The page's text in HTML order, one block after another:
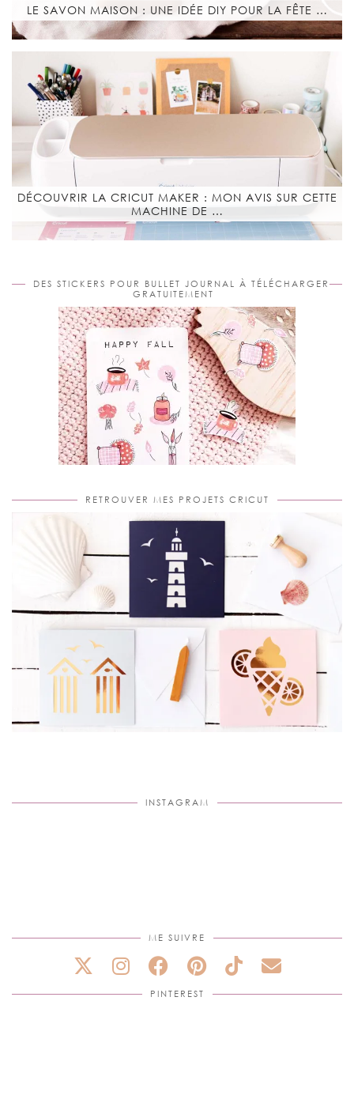
LE SAVON MAISON : UNE IDÉE DIY POUR LA FÊTE …
DÉCOUVRIR LA CRICUT MAKER : MON AVIS SUR CETTE
MACHINE DE …
DES STICKERS POUR BULLET JOURNAL À TÉLÉCHARGER
GRATUITEMENT
RETROUVER MES PROJETS CRICUT
INSTAGRAM
ME SUIVRE
PINTEREST